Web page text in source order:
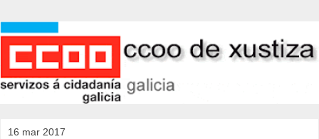
16 mar 2017